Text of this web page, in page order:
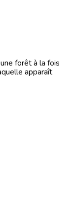
forêt à la fois
apparaît